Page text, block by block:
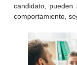
candidato,
comportamiento,